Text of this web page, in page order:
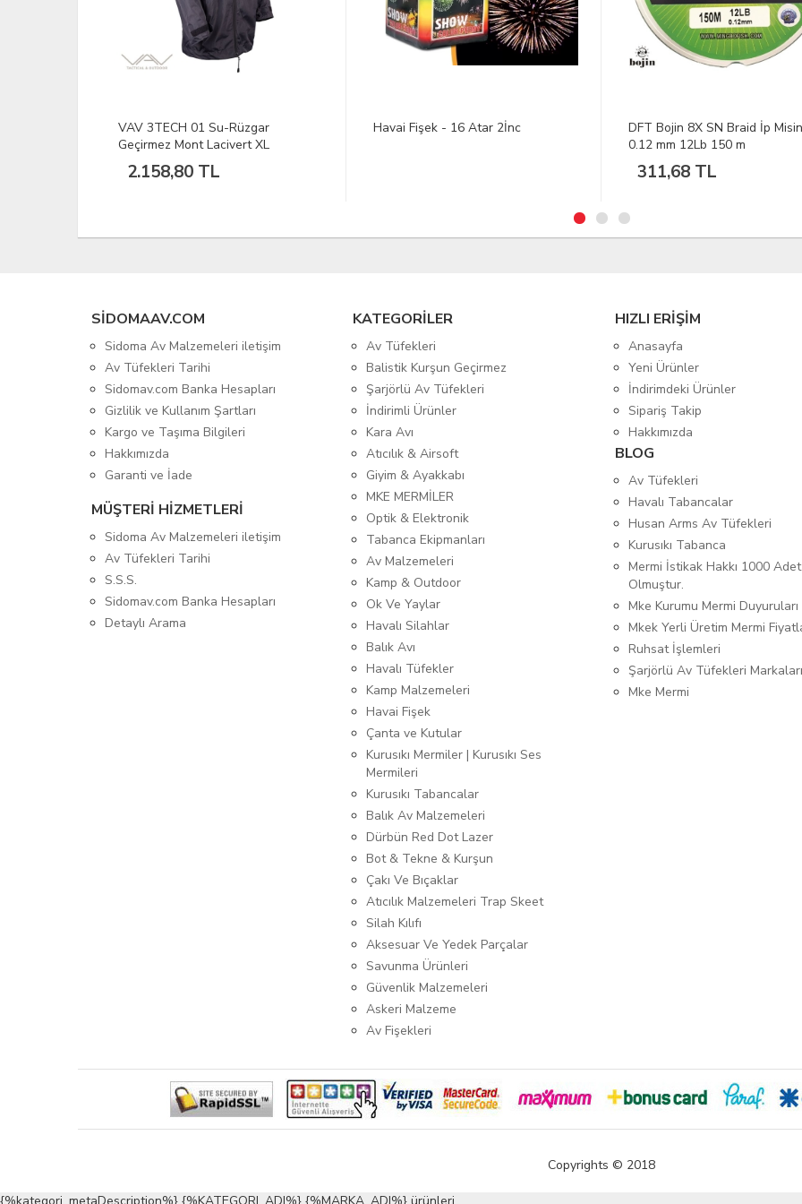
Havai Fişek - 16 Atar 2İnc
DFT Bojin 8X SN Braid İp Misina
SPRO Minnow Gloss Perch
cm 1/1 Maket Yem
494,05 TL
SIDOMAAV.COM
Sidoma Av Malzemeleri iletişim
Av Tüfekleri Tarihi
Sidomav.com Banka Hesapları
Gizlilik ve Kullanım Şartları
Kargo ve Taşıma Bilgileri
Hakkımızda
Garanti ve İade
MÜŞTERİ HİZMETLERİ
Sidoma Av Malzemeleri iletişim
Av Tüfekleri Tarihi
S.S.S.
Sidomav.com Banka Hesapları
Detaylı Arama
KATEGORİLER
Av Tüfekleri
Balistik Kurşun Geçirmez
Şarjörlü Av Tüfekleri
İndirimli Ürünler
Kara Avı
Atıcılık & Airsoft
Giyim & Ayakkabı
MKE MERMİLER
Optik & Elektronik
Tabanca Ekipmanları
Av Malzemeleri
Kamp & Outdoor
Ok Ve Yaylar
Havalı Silahlar
Balık Avı
Havalı Tüfekler
Kamp Malzemeleri
Havai Fişek
Çanta ve Kutular
Kurusıkı Mermiler | Kurusıkı Ses
Mermileri
Kurusıkı Tabancalar
Balık Av Malzemeleri
Dürbün Red Dot Lazer
Bot & Tekne & Kurşun
Çakı Ve Bıçaklar
Atıcılık Malzemeleri Trap Skeet
Silah Kılıfı
Aksesuar Ve Yedek Parçalar
Savunma Ürünleri
Güvenlik Malzemeleri
Askeri Malzeme
Av Fişekleri
HIZLI ERİŞİM
Anasayfa
Yeni Ürünler
İndirimdeki Ürünler
Sipariş Takip
Hakkımızda
BLOG
Av Tüfekleri
Havalı Tabancalar
Husan Arms Av Tüfekleri
Kurusıkı Tabanca
Mermi İstikak Hakkı 1000 Adet
Olmuştur.
Mke Kurumu Mermi
Mkek Yerli Üretim Mermi
Ruhsat İşlemleri
Şarjörlü Av Tüfekleri Markaları
Mke Mermi
Copyrights © 2018